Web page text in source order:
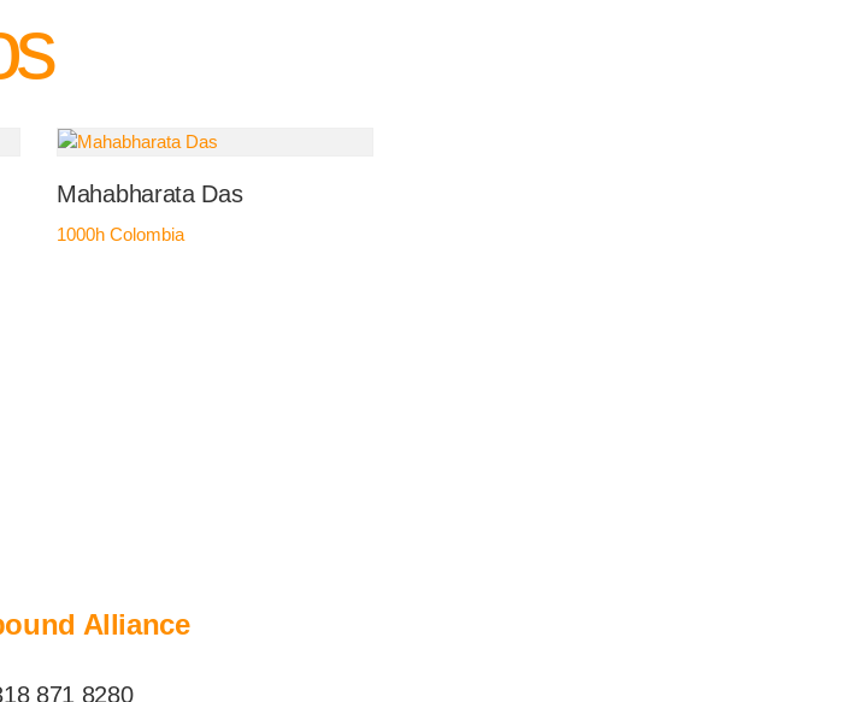
Mahabharata Das
1000h Colombia
Alliance
871 8280